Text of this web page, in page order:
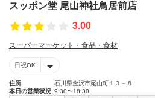
スッポン堂 尾山神社鳥居前店
3.00
スーパーマーケット・食品・食材
日祝OK
住所
石川県金沢市尾山町１３－８
本日の営業状況 9:30〜18:30